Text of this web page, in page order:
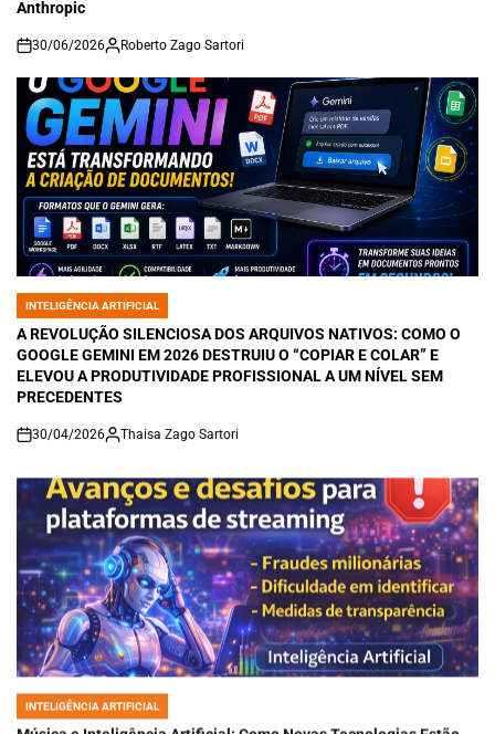
Anthropic
on
30/06/2026 Roberto Zago Sartori
POSTED
IN
INTELIGÊNCIA ARTIFICIAL
A REVOLUÇÃO SILENCIOSA DOS ARQUIVOS NATIVOS: COMO O
GOOGLE GEMINI EM 2026 DESTRUIU O “COPIAR E COLAR” E
ELEVOU A PRODUTIVIDADE PROFISSIONAL A UM NÍVEL SEM
PRECEDENTES
on
30/04/2026 Thaisa Zago Sartori
POSTED
IN
INTELIGÊNCIA ARTIFICIAL
Música e Inteligência Artificial: Como Novas Tecnologias Estão